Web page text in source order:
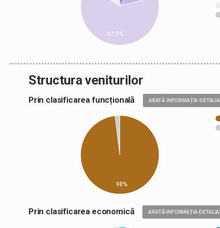
62,9%
Structura veniturilor
Prin clasificarea funcțională ARATĂ INFORMAȚIA
98%
Prin clasificarea economică ARATĂ INFORMAȚIA